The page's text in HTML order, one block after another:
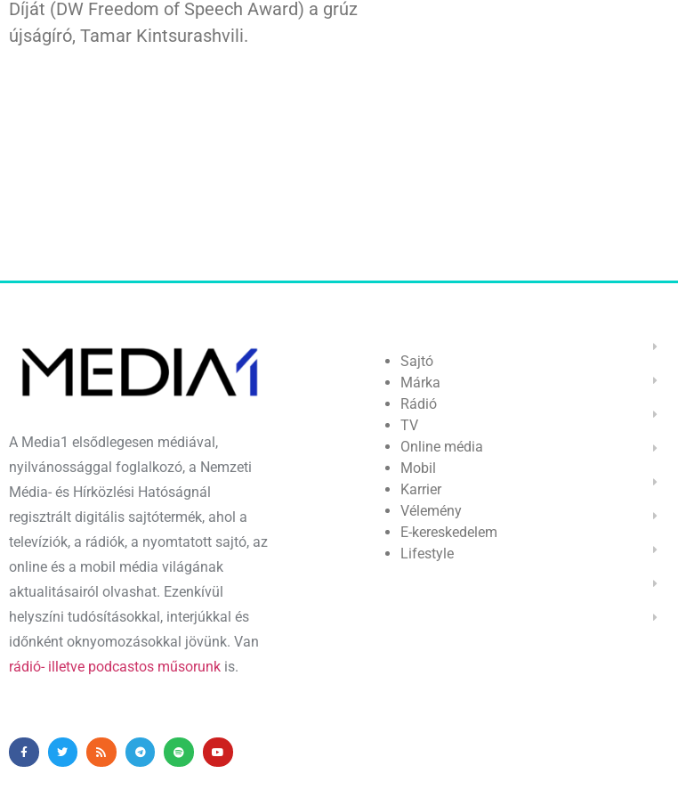
Díját (DW Freedom of Speech Award) a grúz
újságíró, Tamar Kintsurashvili.
A Media1 elsődlegesen médiával,
nyilvánossággal foglalkozó, a Nemzeti
Média- és Hírközlési Hatóságnál
regisztrált digitális sajtótermék, ahol a
televíziók, a rádiók, a nyomtatott sajtó, az
online és a mobil média világának
aktualitásairól olvashat. Ezenkívül
helyszíni tudósításokkal, interjúkkal és
időnként oknyomozásokkal jövünk. Van
rádió- illetve podcastos műsorunk is.
Sajtó
Márka
Rádió
TV
Online média
Mobil
Karrier
Vélemény
E-kereskedelem
Lifestyle